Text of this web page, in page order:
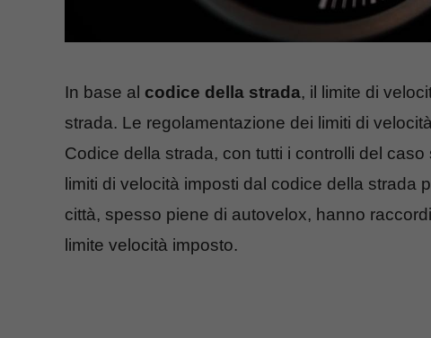
In base al codice della strada, il limite di
strada. Le regolamentazione dei limiti di
Codice della strada, con tutti i controlli del
limiti di velocità imposti dal codice della strada
città, spesso piene di autovelox, hanno
limite velocità imposto.